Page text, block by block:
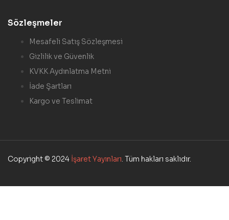
Sözleşmeler
Mesafeli Satış Sözleşmesi
Gizlilik ve Güvenlik
KVKK Aydınlatma Metni
İade Şartları
Kargo ve Teslimat
Copyright © 2024 İşaret Yayınları. Tüm hakları saklıdır.